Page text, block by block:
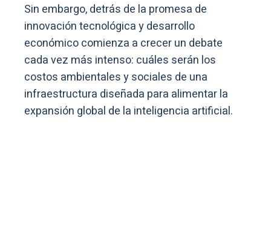
Sin embargo, detrás de la promesa de
innovación tecnológica y desarrollo
económico comienza a crecer un debate
cada vez más intenso: cuáles serán los
costos ambientales y sociales de una
infraestructura diseñada para alimentar la
expansión global de la inteligencia artificial.